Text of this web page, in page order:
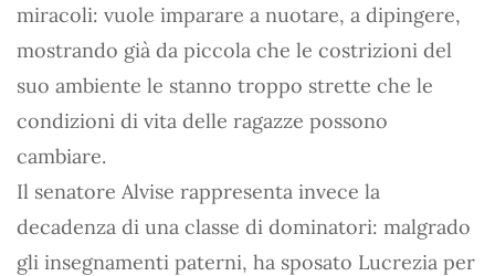
miracoli: vuole imparare a nuotare, a dipingere,
mostrando già da piccola che le costrizioni del
suo ambiente le stanno troppo strette che le
condizioni di vita delle ragazze possono
cambiare.
Il senatore Alvise rappresenta invece la
decadenza di una classe di dominatori: malgrado
gli insegnamenti paterni, ha sposato Lucrezia per